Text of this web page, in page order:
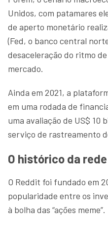
Unidos, com patamares
de aperto monetário
(Fed, o banco central
desaceleração do ritmo
mercado.
Ainda em 2021, a
em uma rodada de
uma avaliação de US$ 10
serviço de rastreamento
O histórico da
O Reddit foi fundado em
popularidade entre os
à bolha das “ações meme”.